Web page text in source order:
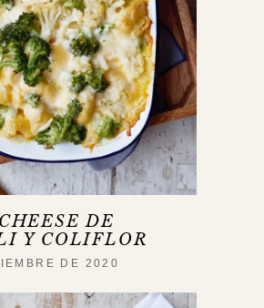
DE
Y COLIFLOR
DE 2020